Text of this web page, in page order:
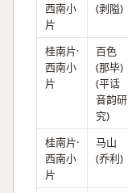
西南小
片
(剥隘)
桂南片·
西南小
片
百色
(那毕)
(平话
音韵研
究)
桂南片·
西南小
片
马山
(乔利)